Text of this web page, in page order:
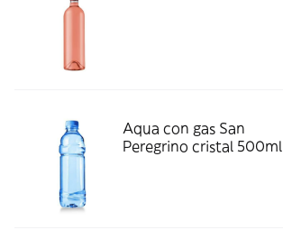
Aqua con gas San
Peregrino cristal 500ml